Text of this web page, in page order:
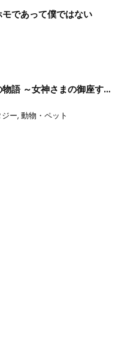
であって僕ではない
語 ～女神さまの御座す国
ー, 動物・ペット